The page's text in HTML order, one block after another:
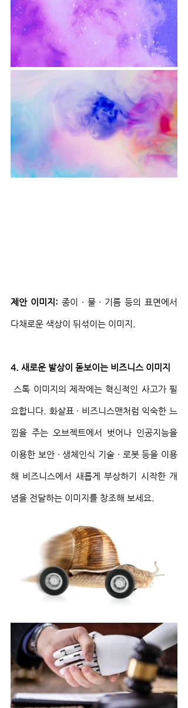
제안 이미지: 종이 ∙ 물 ∙ 기름 등의 표면에서
다채로운 색상이 뒤섞이는 이미지.
4. 새로운 발상이 돋보이는 비즈니스 이미지
요합니다. 화살표 ∙ 비즈니스맨처럼 익숙한 느
낌을 주는 오브젝트에서 벗어나 인공지능을
이용한 보안 ∙ 생체인식 기술 ∙ 로봇 등을 이용
해 비즈니스에서 새롭게 부상하기 시작한 개
념을 전달하는 이미지를 창조해 보세요.